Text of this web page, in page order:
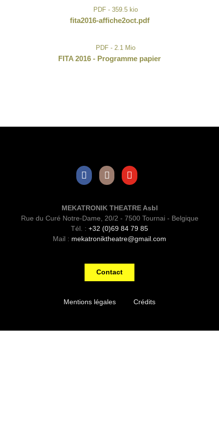
PDF - 359.5 kio
fita2016-affiche2oct.pdf
PDF - 2.1 Mio
FITA 2016 - Programme papier
MEKATRONIK THEATRE Asbl
Rue du Curé Notre-Dame, 20/2 - 7500 Tournai - Belgique
Tél. : +32 (0)69 84 79 85
Mail : mekatroniktheatre@gmail.com
Contact
Mentions légales Crédits